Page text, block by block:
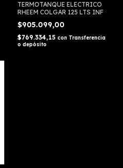
TERMOTANQUE ELECTRICO
RHEEM COLGAR 125 LTS INF
$905.099,00
$769.334,15 con Transferencia
o depósito